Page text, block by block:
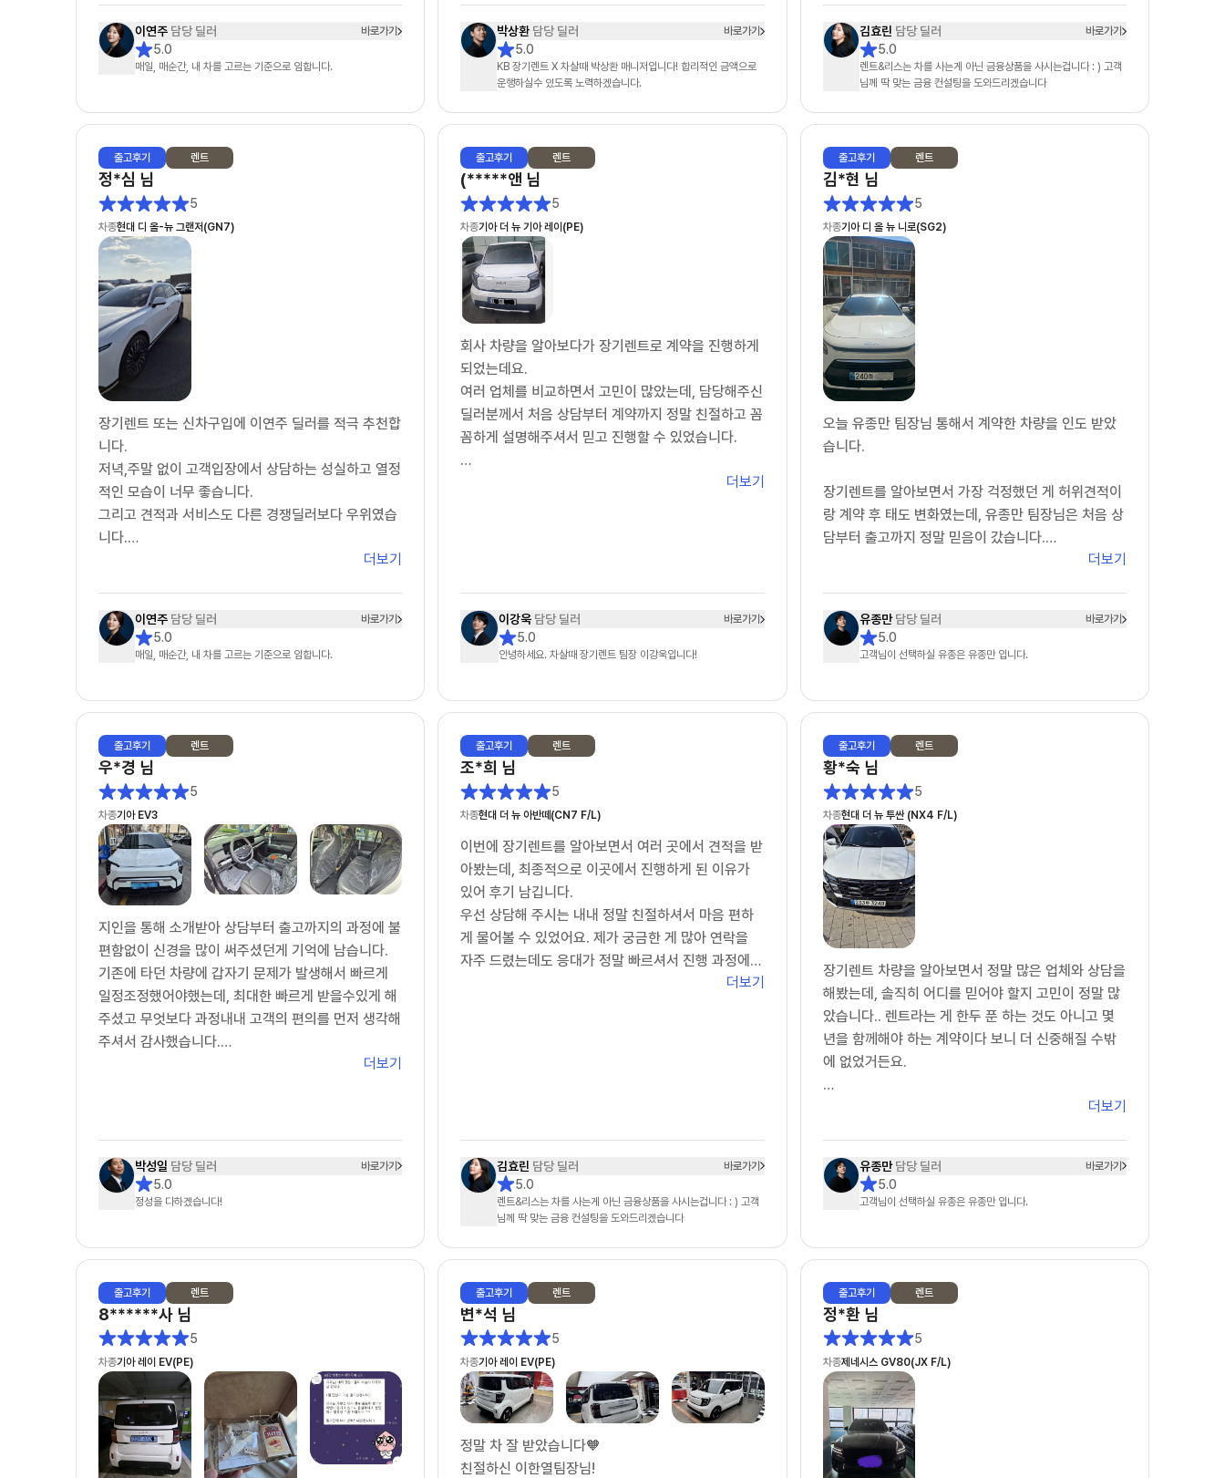
- 전자약정 후 이연주 매니저님이 엄청 노력해주신게
보일정도로 바로 후에 바로 차량 배차가 되었어요. 물
론 운빨도 조금 있는것 같았어요. (모두가 이런 스케줄
로 진행되진 않을 수 있을거 같아요)
- 저 같은 경우 (금요일) 최종견적 > (월요일) 전자약
4. 차량 상태: ★★★★
- 수요일~목요일 비가 오는 날씨라 세차를 했지만 아
쉽게도 물자국이 남아있었어요. 조금 아쉬운건 리어
스포일러 부분에 흰색 페인트 같은 것이(3cm) 묻어
있었는데 손톱으로 긁어내긴 했지만, 잔기스가 조금
났어요
5. 종합: ★★★★★+★★★
인이 있다면 주저 없이 이연주 매니저님을 1순위로 추
천하고 싶네요. 마지막까지 무사고를 기원하며 챙겨주
신 선물도 차에 예쁘게 잘 달고 다니겠습니다. 정말 감
이연주 담당 딜러 바로가기
5.0
매일, 매순간, 내 차를 고르는 기준으로 임합니다.
박상환 담당 딜러 바로가기
5.0
KB 장기렌트 X 차살때 박상환 매니저입니다! 합리적인 금액으로
운행하실수 있도록 노력하겠습니다.
되어
다시한번 감사의 말을 전합니다.
차살때 화이팅
효린님 화이팅
김효린 담당 딜러 바로가기
5.0
렌트&리스는 차를 사는게 아닌 금융상품을 사시는겁니다 : ) 고객
님께 딱 맞는 금융 컨설팅을 도와드리겠습니다
출고후기 렌트
정*심 님
5
차종현대 디 올-뉴 그랜저(GN7)
장기렌트 또는 신차구입에 이연주 딜러를 적극 추천합
니다.
저녁,주말 없이 고객입장에서 상담하는 성실하고 열정
적인 모습이 너무 좋습니다.
그리고 견적과 서비스도 다른 경쟁딜러보다 우위였습
니다.
장기렌트를 여러차례 이용하던 차에 만기일이 도래하
경합했는데..이연주 딜러가 최고였습니다.
이연주 딜러에게 장기렌트 서류를 모두 전달하고 장기
렌트 계약서 쓰기 직전에 차량 색상을 보러 자동차 대
이연주 딜러가 끝까지 맡아서 잘 해주어 너무 감사했
다시 한번 이연주 딜러를 칭찬하고 추천드립니다.
이연주 딜러를 선택하시면 반드시 후회 안하리라 봅니
다.
이연주 딜러님, 건승하세요.^^
더보기
이연주 담당 딜러 바로가기
5.0
매일, 매순간, 내 차를 고르는 기준으로 임합니다.
출고후기 렌트
(*****앤 님
5
차종기아 더 뉴 기아 레이(PE)
회사 차량을 알아보다가 장기렌트로 계약을 진행하게
되었는데요.
여러 업체를 비교하면서 고민이 많았는데, 담당해주신
딜러분께서 처음 상담부터 계약까지 정말 친절하고 꼼
꼼하게 설명해주셔서 믿고 진행할 수 있었습니다.
견적도 여러 조건으로 비교해서 제 상황에 맞게 추천
차량 계약 진행도 빠르게 처리해주셔서 만족스럽게 계
약 완료했습니다.
끝까지 신경 써주신 담당 이강욱 딜러님 감사드립니
다. 앞으로도 잘 부탁드립니다!
추가 차량도 곧 문의 드리겠습니다.!
더보기
이강욱 담당 딜러 바로가기
5.0
안녕하세요. 차살때 장기렌트 팀장 이강욱입니다!
출고후기 렌트
김*현 님
5
차종기아 디 올 뉴 니로(SG2)
오늘 유종만 팀장님 통해서 계약한 차량을 인도 받았
습니다.
장기렌트를 알아보면서 가장 걱정했던 게 허위견적이
랑 계약 후 태도 변화였는데, 유종만 팀장님은 처음 상
담부터 출고까지 정말 믿음이 갔습니다.
추가로 숨겨진 비용도 없어서 신뢰가 갔습니다. 궁금
한 점이 있을 때마다 피드백도 정말 빠르셔서 진행하
는 동안 답답함이 전혀 없었습니다.
무엇보다 상담하면서 느낀 건 사람이 정말 좋으시다는
까지 책임지고 챙겨주시는 느낌이라 더 믿고 진행할
수 있었습니다.
덕분에 차량 출고까지 기분 좋게 진행했습니다.
장기렌트 알아보시는 분들은 유종만 팀장님께 상담 받
아보세요~
더보기
유종만 담당 딜러 바로가기
5.0
고객님이 선택하실 유종은 유종만 입니다.
출고후기 렌트
우*경 님
5
차종기아 EV3
지인을 통해 소개받아 상담부터 출고까지의 과정에 불
편함없이 신경을 많이 써주셨던게 기억에 남습니다.
기존에 타던 차량에 갑자기 문제가 발생해서 빠르게
일정조정했어야했는데, 최대한 빠르게 받을수있게 해
주셨고 무엇보다 과정내내 고객의 편의를 먼저 생각해
주셔서 감사했습니다.
주변에 차 알아보는 지인들 소개 시켜주려구요~ 감사
더보기
박성일 담당 딜러 바로가기
5.0
정성을 다하겠습니다!
출고후기 렌트
조*희 님
5
차종현대 더 뉴 아반떼(CN7 F/L)
이번에 장기렌트를 알아보면서 여러 곳에서 견적을 받
아봤는데, 최종적으로 이곳에서 진행하게 된 이유가
있어 후기 남깁니다.
우선 상담해 주시는 내내 정말 친절하셔서 마음 편하
게 물어볼 수 있었어요. 제가 궁금한 게 많아 연락을
자주 드렸는데도 응대가 정말 빠르셔서 진행 과정에서
더보기
김효린 담당 딜러 바로가기
5.0
렌트&리스는 차를 사는게 아닌 금융상품을 사시는겁니다 : ) 고객
님께 딱 맞는 금융 컨설팅을 도와드리겠습니다
출고후기 렌트
황*숙 님
5
차종현대 더 뉴 투싼 (NX4 F/L)
장기렌트 차량을 알아보면서 정말 많은 업체와 상담을
해봤는데, 솔직히 어디를 믿어야 할지 고민이 정말 많
았습니다.. 렌트라는 게 한두 푼 하는 것도 아니고 몇
년을 함께해야 하는 계약이다 보니 더 신중해질 수밖
에 없었거든요.
그러던 중에 유종만 팀장님을 알게 되었는데, 처음 상
다 피드백이 정말 빠르셨습니다. 궁금한 게 있어서 연
락드리면 항상 빠르게 답변을 주셔서 답답함이 전혀
없었고, 차량 조건이나 견적 관련해서도 하나하나 자
점이었습니다. 다른 곳에서는 무조건 싸다고만 하거나
나중에 추가 조건이 붙는 경우도 많았는데, 유종만 팀
장님은 처음부터 가능한 조건과 불가능한 조건을 명확
하게 설명해 주셔서 오히려 더 신뢰가 생겼습니다. 괜
히 좋은 말만 하는 게 아니라 고객 입장에서 정말 도움
이 되는 방향으로 안내해 주시는 게 느껴졌습니다.
또 한 가지 정말 만족스러웠던 부분은 꼼꼼한 사후관
리입니다. 사실 계약하고 나면 연락이 잘 안 되는 경우
더보기
유종만 담당 딜러 바로가기
5.0
고객님이 선택하실 유종은 유종만 입니다.
출고후기 렌트
8******사 님
5
차종기아 레이 EV(PE)
출고후기 렌트
변*석 님
5
차종기아 레이 EV(PE)
정말 차 잘 받았습니다🧡
친절하신 이한열팀장님!
출고후기 렌트
정*환님
5
차종제네시스 GV80(JX F/L)